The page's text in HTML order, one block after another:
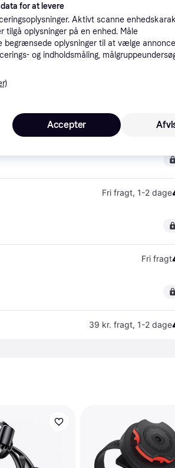
Laveste pris·39 kr. fragt,1 dag
Fri fragt 1-2 dage
Fri fragt, 1-2 dage
Fri fragt
39 kr. fragt, 1-2 dage
for at levere
Aktivt scanne
tilgå oplysninger på en enhed. Måle
begrænsede oplysninger til at vælge
og indholdsmåling,
Accepter